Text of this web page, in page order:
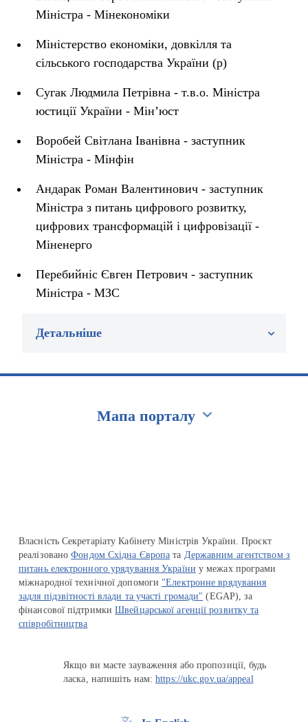
Міністра - Мінекономіки
Міністерство економіки, довкілля та
сільського господарства України (р)
Сугак Людмила Петрівна - т.в.о. Міністра
юстиції України - Мін’юст
Воробей Світлана Іванівна - заступник
Міністра - Мінфін
Андарак Роман Валентинович - заступник
Міністра з питань цифрового розвитку,
цифрових трансформацій і цифровізації -
Міненерго
Перебийніс Євген Петрович - заступник
Міністра - МЗС
Детальніше
Мапа порталу
Власність Секретаріату Кабінету Міністрів України. Проєкт
реалізованоФондом Східна Європа та Державним агентством з
питань електронного урядування України у межах програми
міжнародної технічної допомоги "Електронне врядування
задля підзвітності влади та участі громади" (EGAP), за
фінансової підтримкиШвейцарської агенції розвитку та
співробітництва
Якщо ви маєте зауваження або пропозиції, будь
ласка, напишіть нам:https://ukc.gov.ua/appeal